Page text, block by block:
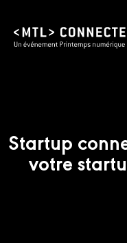
Startup
votre